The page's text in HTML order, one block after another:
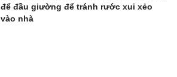
để đầu giường để tránh rước xui xẻo
vào nhà